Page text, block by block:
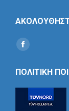
Find us on:
Social
ΠΟΛΙΤΙΚΗ